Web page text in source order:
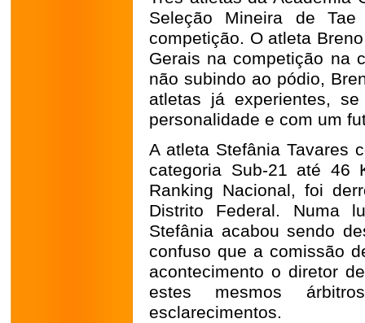
Seleção Mineira de Tae
competição. O atleta
Gerais na competição na
não subindo ao pódio,
atletas já experientes,
personalidade e com um
A atleta Stefânia Tavares
categoria Sub-21 até 46
Ranking Nacional, foi
Distrito Federal. Numa
Stefânia acabou sendo
confuso que a comissão
acontecimento o diretor
estes mesmos
esclarecimentos.